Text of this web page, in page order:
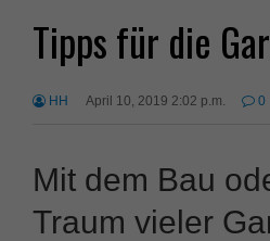
Tipps für die
HH April 10, 2019 2:02 p.m. 0
Mit dem Bau
Traum vieler